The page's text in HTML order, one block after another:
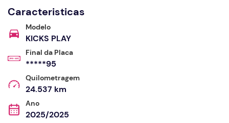
Caracteristicas
Modelo
KICKS PLAY
Final da Placa
*****95
Quilometragem
24.537 km
Ano
2025/2025